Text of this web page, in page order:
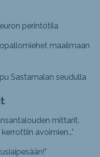
perintötila
maailmaan
Sastamalan seudulla
mittarit.
avoimien..."
"